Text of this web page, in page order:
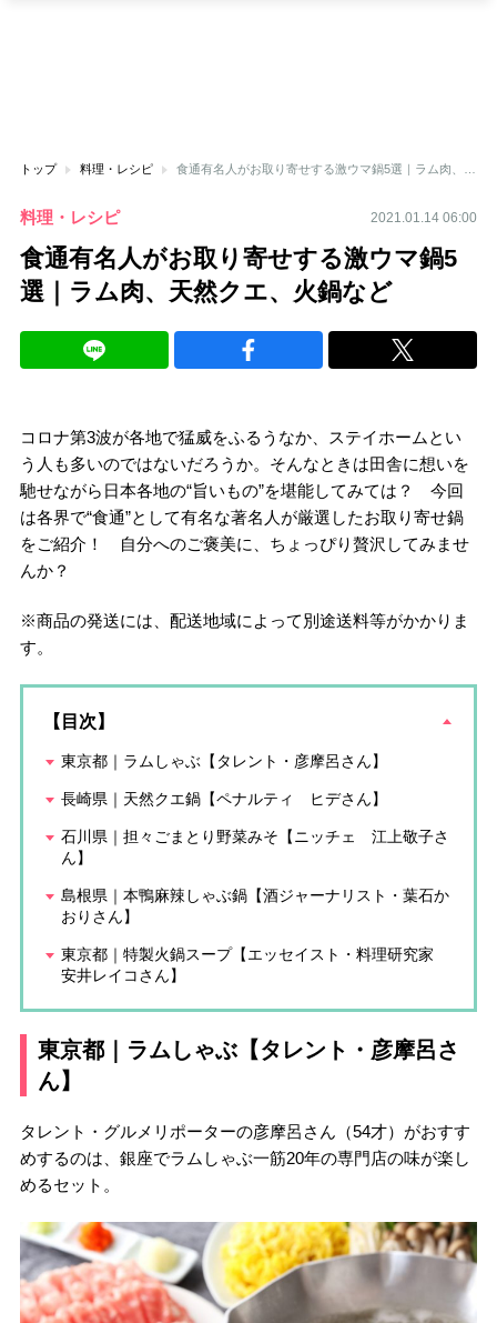
トップ 料理・レシピ
料理・レシピ 2021.01.14 06:00
食通有名人がお取り寄せする激ウマ鍋5
選｜ラム肉、天然クエ、火鍋など
コロナ第3波が各地で猛威をふるうなか、ステイホームとい
う人も多いのではないだろうか。そんなときは田舎に想いを
馳せながら日本各地の“旨いもの”を堪能してみては？ 今回
は各界で“食通”として有名な著名人が厳選したお取り寄せ鍋
をご紹介！ 自分へのご褒美に、ちょっぴり贅沢してみませ
んか？
※商品の発送には、配送地域によって別途送料等がかかりま
す。
【目次】
東京都｜ラムしゃぶ【タレント・彦摩呂さん】
長崎県｜天然クエ鍋【ペナルティ ヒデさん】
石川県｜担々ごまとり野菜みそ【ニッチェ 江上敬子さ
ん】
島根県｜本鴨麻辣しゃぶ鍋【酒ジャーナリスト・葉石か
おりさん】
東京都｜特製火鍋スープ【エッセイスト・料理研究家
安井レイコさん】
東京都｜ラムしゃぶ【タレント・彦摩呂さ
ん】
タレント・グルメリポーターの彦摩呂さん（54才）がおすす
めするのは、銀座でラムしゃぶ一筋20年の専門店の味が楽し
めるセット。